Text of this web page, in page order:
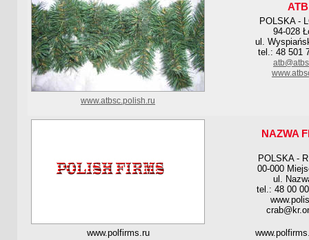
ATB
POLSKA -
94-028
ul.
tel.: 48 501
www.atbsc.polish.ru
NAZWA
POLSKA -
00-000
ul.
tel.: 48 00
www.polfirms.ru